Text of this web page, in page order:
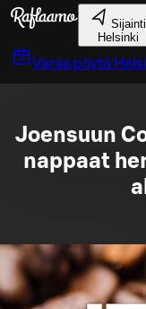
Siirry pääsisältöön
Sijainti
Helsinki
Varaa pöytä
Joensuun
nappaat